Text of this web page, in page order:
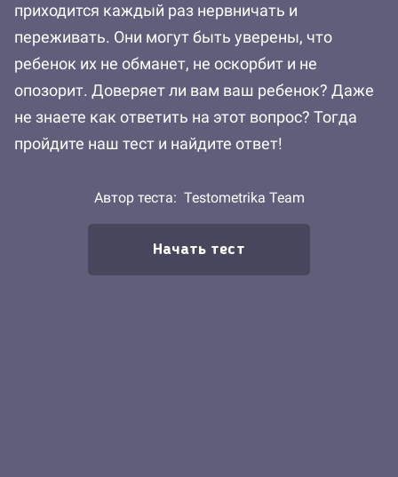
приходится каждый раз нервничать и
переживать. Они могут быть уверены, что
ребенок их не обманет, не оскорбит и не
опозорит. Доверяет ли вам ваш ребенок? Даже
не знаете как ответить на этот вопрос? Тогда
пройдите наш тест и найдите ответ!
Автор теста: Testometrika Team
Начать тест